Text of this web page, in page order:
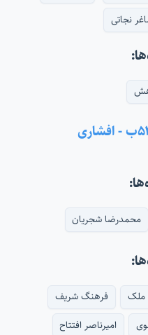
نجاتی
محمدرضا شجریان
ملک
فرهنگ شریف
امیرناصر افتتاح